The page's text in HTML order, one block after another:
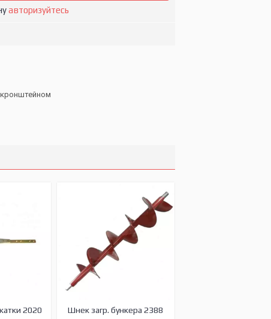
авторизуйтесь
кронштейном
2020 Шнек загр. бункера 2388